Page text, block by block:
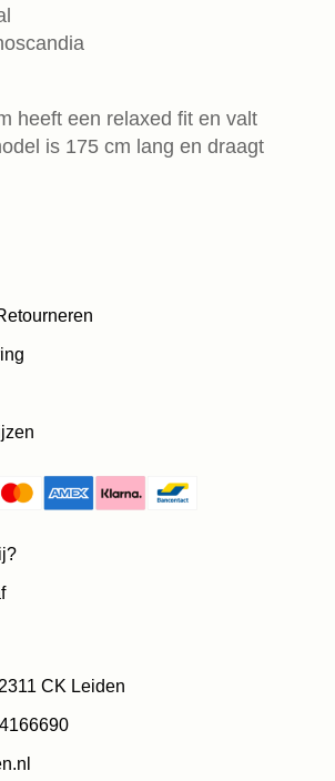
heeft een relaxed fit en valt
is 175 cm lang en draagt
CK Leiden